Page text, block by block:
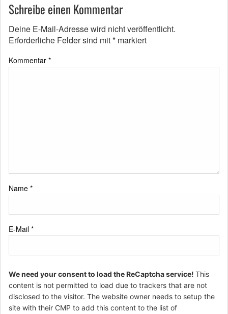
Schreibe einen Kommentar
Deine E-Mail-Adresse wird nicht veröffentlicht.
Erforderliche Felder sind mit* markiert
Kommentar *
Name *
E-Mail *
We need your consent to load the ReCaptcha service! This
content is not permitted to load due to trackers that are not
disclosed to the visitor. The website owner needs to setup the
site with their CMP to add this content to the list of